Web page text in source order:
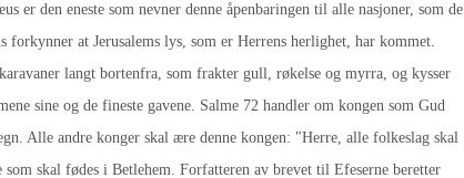
er den eneste som nevner denne åpenbaringen til alle nasjoner, som de
forkynner at Jerusalems lys, som er Herrens herlighet, har kommet.
langt bortenfra, som frakter gull, røkelse og myrra, og kysser
sine og de fineste gavene. Salme 72 handler om kongen som Gud
Alle andre konger skal ære denne kongen: "Herre, alle folkeslag skal
skal fødes i Betlehem. Forfatteren av brevet til Efeserne beretter